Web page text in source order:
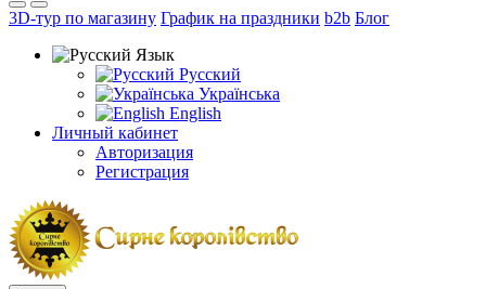
3D-тур по магазину График на праздники b2b Блог
Язык
Русский
Українська
English
Личный кабинет
Авторизация
Регистрация